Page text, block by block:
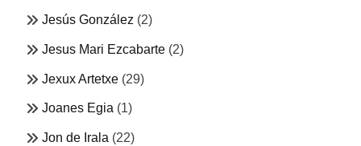
Jesús González (2)
Jesus Mari Ezcabarte (2)
Jexux Artetxe (29)
Joanes Egia (1)
Jon de Irala (22)